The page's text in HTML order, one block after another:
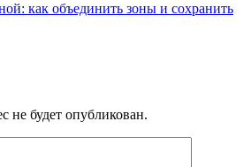
как объединить зоны и сохранить
не будет опубликован.